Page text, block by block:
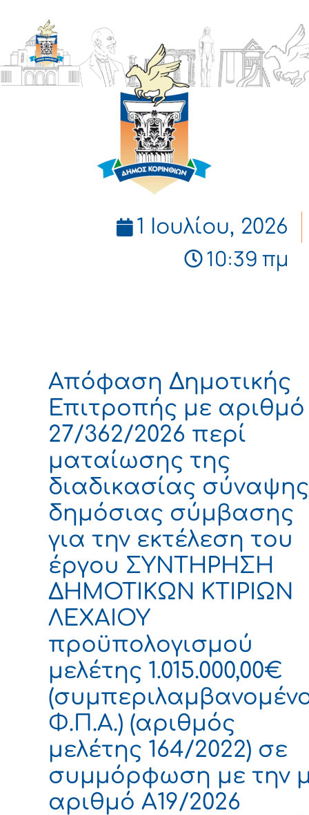
ΔΗΜΟΣ
ΚΟΡΙΝΘΙΩΝ
1 Ιουλίου, 2026
10:39 πμ
Απόφαση Δημοτικής
Επιτροπής με αριθμό
27/362/2026 περί
ματαίωσης της
διαδικασίας σύναψης
δημόσιας σύμβασης
για την εκτέλεση του
έργου ΣΥΝΤΗΡΗΣΗ
ΔΗΜΟΤΙΚΩΝ ΚΤΙΡΙΩΝ
ΛΕΧΑΙΟΥ
προϋπολογισμού
μελέτης 1.015.000,00€
Φ.Π.Α.) (αριθμός
μελέτης 164/2022) σε
συμμόρφωση με την
αριθμό Α19/2026